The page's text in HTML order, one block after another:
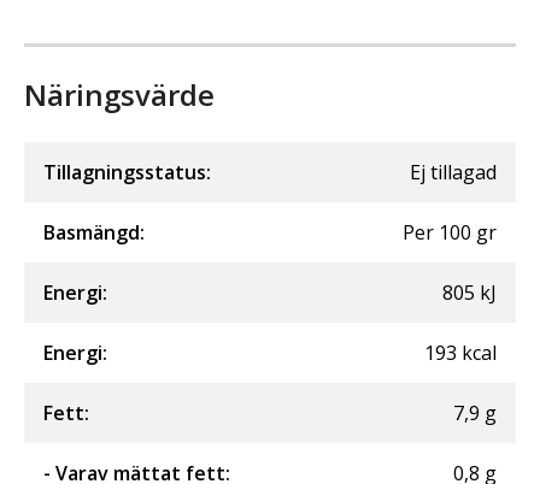
Näringsvärde
Tillagningsstatus: Ej tillagad
Basmängd: Per 100 gr
Energi: 805 kJ
Energi: 193 kcal
Fett: 7,9 g
- Varav mättat fett: 0,8 g